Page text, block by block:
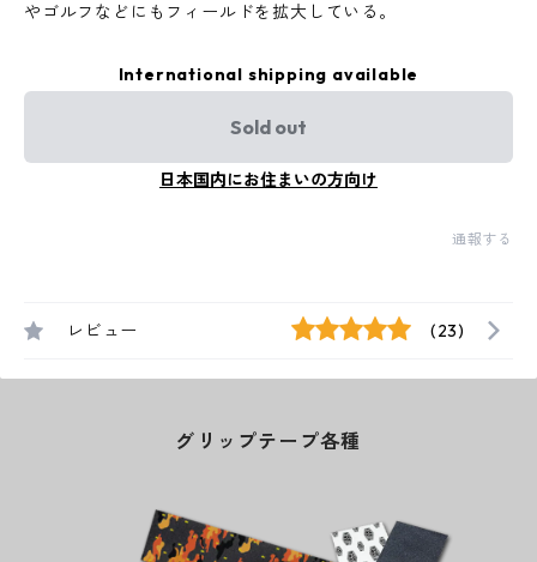
やゴルフなどにもフィールドを拡大している。
International shipping available
Sold out
日本国内にお住まいの方向け
通報する
レビュー (23)
グリップテープ各種